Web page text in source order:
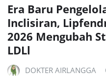
Era Baru
Inclisiran,
2026 Mengubah
LDLl
DOKTER AIRLANGGA